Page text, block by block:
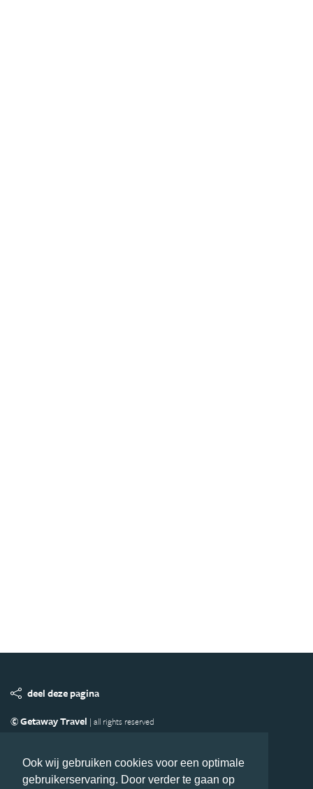
Ook wij gebruiken cookies voor een optimale
gebruikerservaring. Door verder te gaan op
deel deze pagina
© Getaway Travel | all rights reserved
Copyright
Privacy statement Disclaimer
Cookies
Volg MiddenAmerika.nl